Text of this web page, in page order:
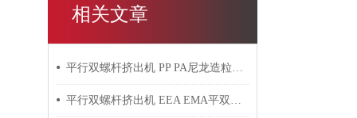
相关文章
平行双螺杆挤出机 PP PA尼龙造粒机技术参数
平行双螺杆挤出机 EEA EMA平双挤出机 双螺杆挤出机技术参数